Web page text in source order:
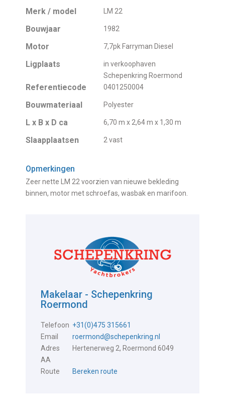
Merk / model LM 22
Bouwjaar 1982
Motor 7,7pk Farryman Diesel
Ligplaats
in verkoophaven
Schepenkring Roermond
Referentiecode 0401250004
Bouwmateriaal Polyester
L x B x D ca 6,70 m x 2,64 m x 1,30 m
Slaapplaatsen 2 vast
Opmerkingen
Zeer nette LM 22 voorzien van nieuwe bekleding
binnen, motor met schroefas, wasbak en marifoon.
Makelaar - Schepenkring
Roermond
Telefoon +31(0)475 315661
Email
roermond@schepenkring.nl
Adres
Hertenerweg 2, Roermond 6049
AA
Route
Bereken route